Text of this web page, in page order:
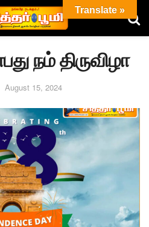
நம் திருவிழா
August 15, 2024
Translate »